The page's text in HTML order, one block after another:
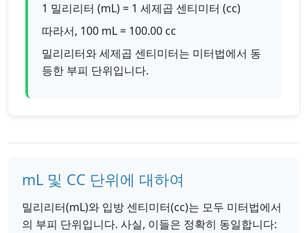
1 밀리리터 (mL) = 1 세제곱 센티미터 (cc)
따라서, 100 mL = 100.00 cc
밀리리터와 세제곱 센티미터는 미터법에서 동
등한 부피 단위입니다.
mL 및 CC 단위에 대하여
밀리리터(mL)와 입방 센티미터(cc)는 모두 미터법에서
의 부피 단위입니다. 사실, 이들은 정확히 동일합니다: